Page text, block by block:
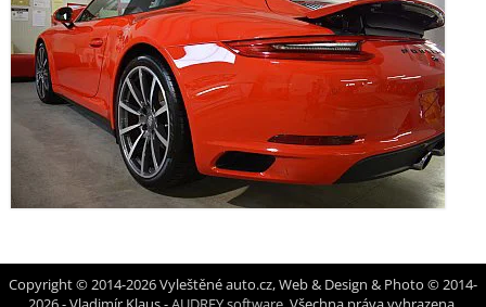
Copyright © 2014-2026 Vyleštěné auto.cz, Web & Design & Photo © 2014-